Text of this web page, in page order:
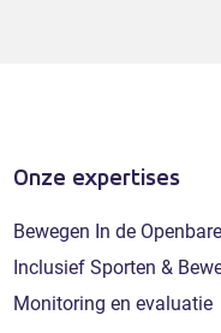
Onze expertises
Bewegen In de
Inclusief Sporten &
Monitoring en evaluatie